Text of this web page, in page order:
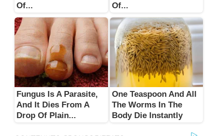
Of...
Of...
Fungus Is A Parasite,
And It Dies From A
Drop Of Plain...
One Teaspoon And All
The Worms In The
Body Die Instantly